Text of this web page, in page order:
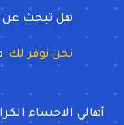
هل تبحث عن
أهالي الاحساء